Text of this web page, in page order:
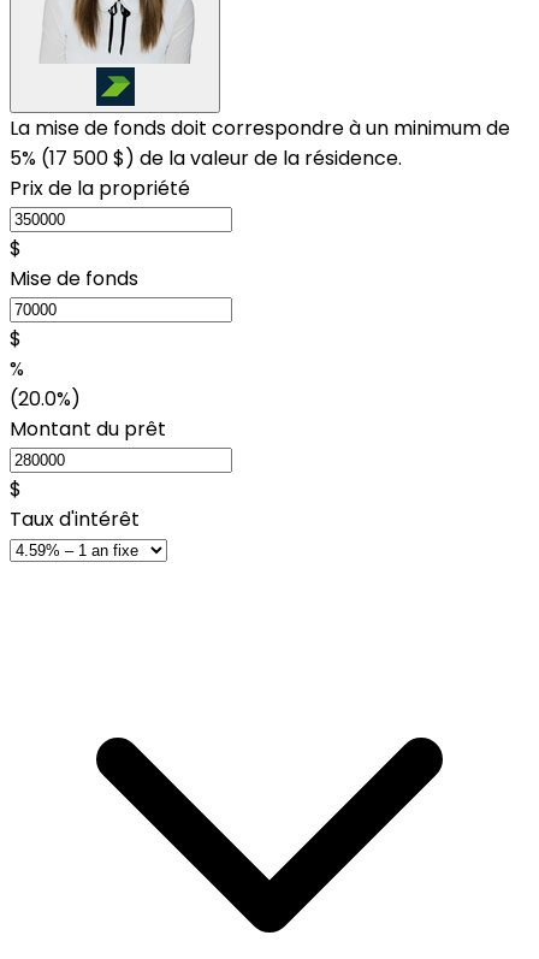
La mise de fonds doit correspondre à un minimum de
5% (17 500 $) de la valeur de la résidence.
Prix de la propriété
$
Mise de fonds
$
%
(20.0%)
Montant du prêt
$
Taux d'intérêt